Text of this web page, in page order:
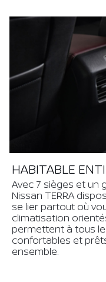
HABITABLE
Avec 7 sièges et un
Nissan TERRA
se lier partout où
climatisation
permettent à tous
confortables et
ensemble.